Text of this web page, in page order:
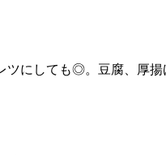
ツにしても◎。豆腐、厚